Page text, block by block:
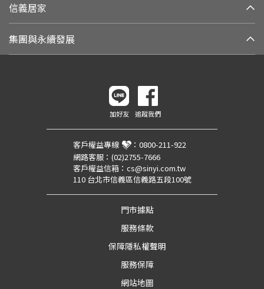
信義居家
集團與永續發展
加好友 追蹤我們
客戶權益專線 ： 0800-211-922
網路客服： (02)2755-7666
客戶權益信箱： cs@sinyi.com.tw
110 台北市信義區信義路五段100號
門市據點
服務條款
保障隱私權聲明
服務保障
網站地圖